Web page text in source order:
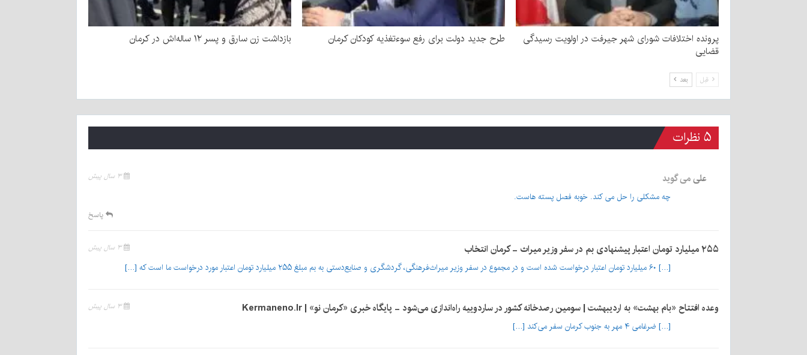
پرونده اختلافات شورای شهر جیرفت در اولویت رسیدگی
قضایی
طرح جدید دولت برای رفع سوءتغذیه کودکان کرمان بازداشت زن سارق و پسر ۱۲ ساله‌اش در کرمان
قبل بعد
۵ نظرات
علیمی گوید ۳ سال پیش
چه مشکلی را حل می کند. خوبه فصل پسته هاست.
پاسخ
۲۵۵ میلیارد تومان اعتبار پیشنهادی بم در سفر وزیر میراث - کرمان انتخاب ۳ سال پیش
[…] ۶۰ میلیارد تومان اعتبار درخواست شده است و در مجموع در سفر وزیر میراث‌فرهنگی، گردشگری و صنایع‌دستی به بم مبلغ ۲۵۵ میلیارد تومان اعتبار مورد درخواست ما است که […]
وعده افتتاح «بام بهشت» به اردیبهشت | سومین رصدخانه کشور در ساردوییه راه‌اندازی می‌شود - پایگاه خبری «کرمان نو» | Kermaneno.ir ۳ سال پیش
[…] ضرغامی ۴ مهر به جنوب کرمان سفر می‌کند […]